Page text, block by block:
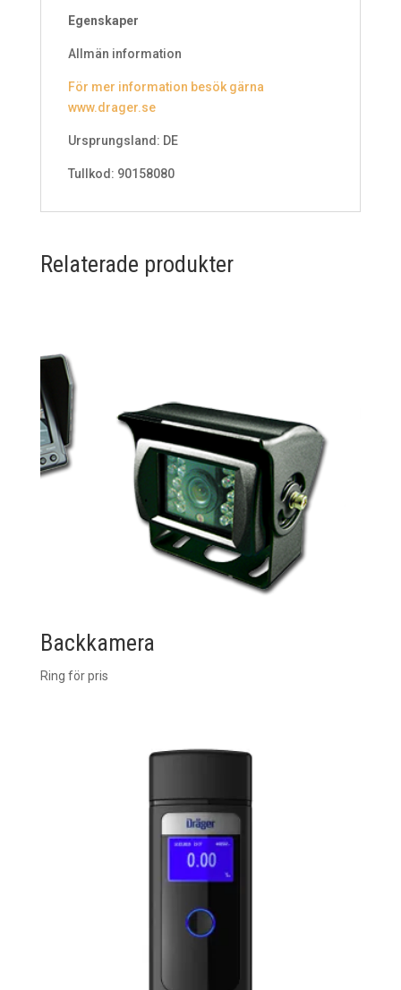
Egenskaper
Allmän information
För mer information besök gärna
www.drager.se
Ursprungsland: DE
Tullkod: 90158080
Relaterade produkter
Backkamera
Ring för pris